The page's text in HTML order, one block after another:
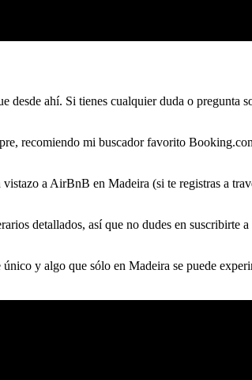
ahí. Si tienes cualquier duda o pregunta
recomiendo mi buscador favorito
a AirBnB en Madeira (si te registras a
detallados, así que no dudes en suscribirte
y algo que sólo en Madeira se puede